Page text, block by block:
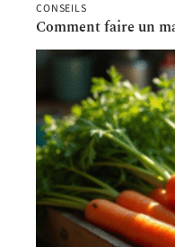
CONSEILS
Comment faire un